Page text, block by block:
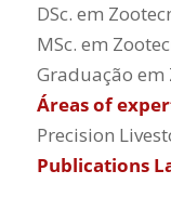
DSc. em
MSc. em
Graduação em
Áreas of
Precision
Publications